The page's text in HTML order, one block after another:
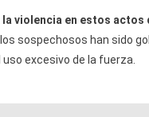
la violencia en estos
sospechosos han sido
excesivo de la fuerza.